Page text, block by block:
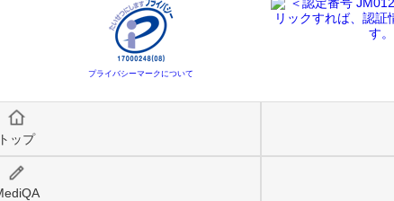
プライバシーマークについて
トップ